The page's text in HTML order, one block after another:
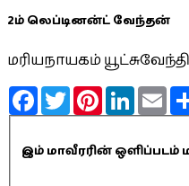
2ம் லெப்டினன்ட் வேந்தன்
மரியநாயகம்
FacebookTwitterPinterestLinkedIn
இம் மாவீரரின்